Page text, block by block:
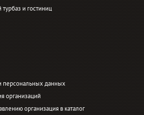
и гостиниц
персональных данных
организаций
организация в каталог